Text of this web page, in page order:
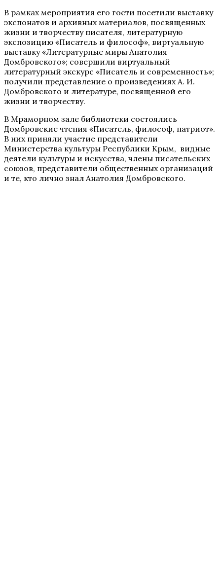
В рамках мероприятия его гости посетили выставку
экспонатов и архивных материалов, посвященных
жизни и творчеству писателя, литературную
экспозицию «Писатель и философ», виртуальную
выставку «Литературные миры Анатолия
Домбровского»; совершили виртуальный
литературный экскурс «Писатель и современность»;
получили представление о произведениях А. И.
Домбровского и литературе, посвященной его
жизни и творчеству.
В Мраморном зале библиотеки состоялись
Домбровские чтения «Писатель, философ, патриот».
В них приняли участие представители
Министерства культуры Республики Крым, видные
деятели культуры и искусства, члены писательских
союзов, представители общественных организаций
и те, кто лично знал Анатолия Домбровского.